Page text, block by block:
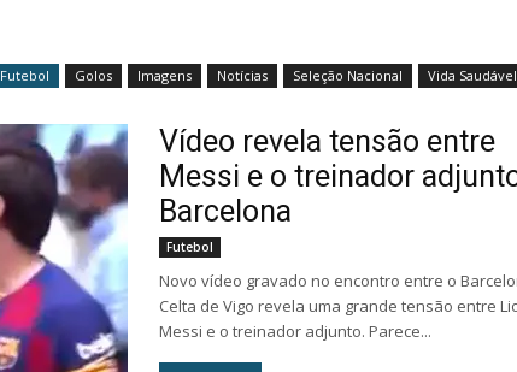
Futebol Golos Imagens Notícias Seleção Nacional Vida Saudável
Vídeo revela tensão entre
Messi e o treinador
Barcelona
Futebol
Novo vídeo gravado no encontro entre o
Celta de Vigo revela uma grande tensão entre
Messi e o treinador adjunto. Parece...